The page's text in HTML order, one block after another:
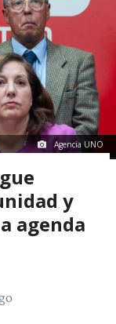
Agencia UNO
y
agenda